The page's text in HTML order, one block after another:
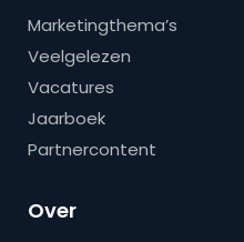
Marketingthema’s
Veelgelezen
Vacatures
Jaarboek
Partnercontent
Over